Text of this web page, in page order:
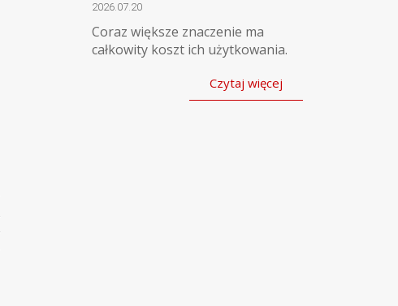
2026.07.20
Coraz większe znaczenie ma
całkowity koszt ich użytkowania.
Czytaj więcej